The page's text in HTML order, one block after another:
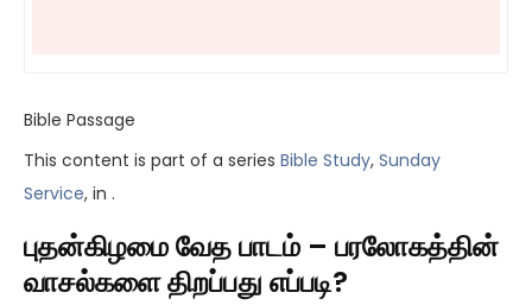
Bible Passage
This content is part of a series Bible Study, Sunday
Service, in .
புதன்கிழமை வேத பாடம் – பரலோகத்தின்
வாசல்களை திறப்பது எப்படி?